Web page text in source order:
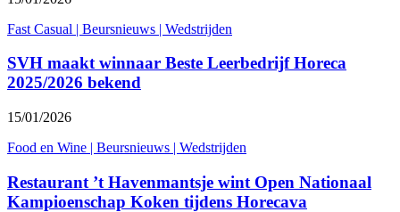
Fast Casual | Beursnieuws | Wedstrijden
SVH maakt winnaar Beste Leerbedrijf Horeca
2025/2026 bekend
15/01/2026
Food en Wine | Beursnieuws | Wedstrijden
Restaurant ’t Havenmantsje wint Open Nationaal
Kampioenschap Koken tijdens Horecava